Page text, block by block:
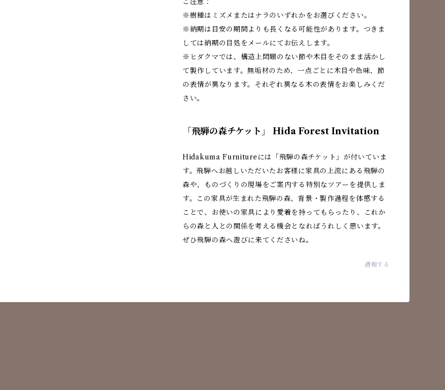
※樹種はミズメまたはナラのいずれかをお選びください。
※納期は目安の期間よりも長くなる可能性があります。つきま
しては納期の目処をメールにてお伝えします。
※ヒダクマでは、構造上問題のない節や木目をそのまま活かし
て製作しています。無垢材のため、一点ごとに木目や色味、節
の表情が異なります。それぞれ異なる木の表情をお楽しみくだ
さい。
「飛騨の森チケット」 Hida Forest Invitation
Hidakuma Furnitureには「飛騨の森チケット」が付いていま
す。飛騨へお越しいただいたお客様に家具の上流にある飛騨の
森や、ものづくりの現場をご案内する特別なツアーを提供しま
す。この家具が生まれた飛騨の森、背景・製作過程を体感する
ことで、お使いの家具により愛着を持ってもらったり、これか
らの森と人との関係を考える機会となればうれしく思います。
ぜひ飛騨の森へ遊びに来てくださいね。
通報する